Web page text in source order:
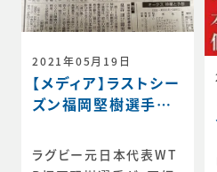
2021年05月19日
【メディア】ラストシー
ズン福岡堅樹選手が
ラグビー元日本代表WT